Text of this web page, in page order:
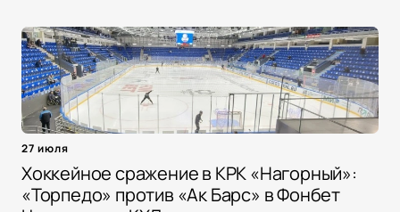
27 июля
Хоккейное сражение в КРК «Нагорный»:
«Торпедо» против «Ак Барс» в Фонбет